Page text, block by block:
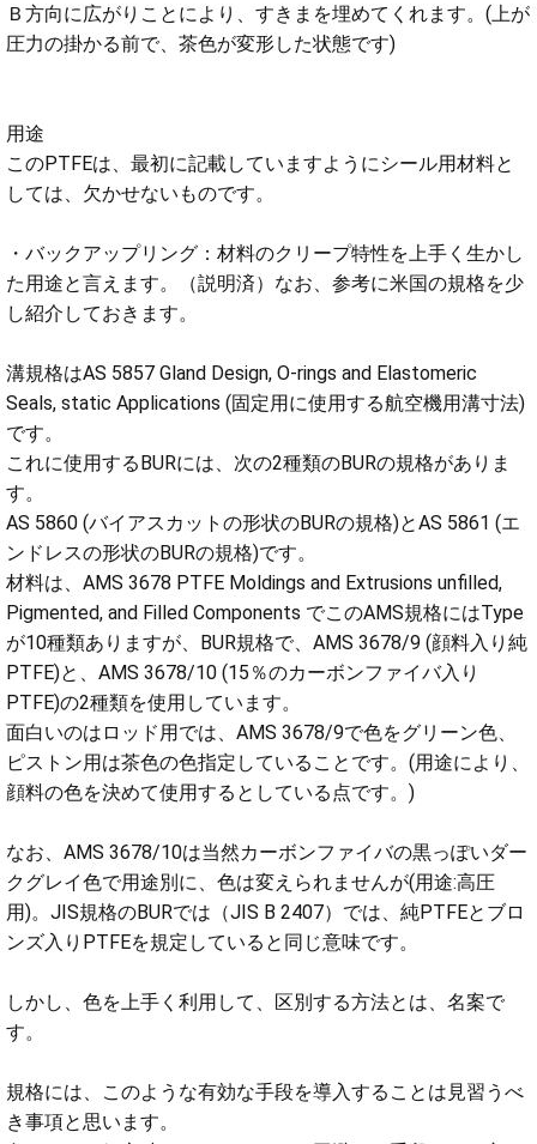
Ｂ方向に広がりことにより、すきまを埋めてくれます。(上が
圧力の掛かる前で、茶色が変形した状態です)
用途
このPTFEは、最初に記載していますようにシール用材料と
しては、欠かせないものです。
・バックアップリング：材料のクリープ特性を上手く生かし
た用途と言えます。（説明済）なお、参考に米国の規格を少
し紹介しておきます。
溝規格はAS 5857 Gland Design, O-rings and Elastomeric
Seals, static Applications (固定用に使用する航空機用溝寸法)
です。
これに使用するBURには、次の2種類のBURの規格がありま
す。
AS 5860 (バイアスカットの形状のBURの規格)とAS 5861 (エ
ンドレスの形状のBURの規格)です。
材料は、AMS 3678 PTFE Moldings and Extrusions unfilled,
Pigmented, and Filled Components でこのAMS規格にはType
が10種類ありますが、BUR規格で、AMS 3678/9 (顔料入り純
PTFE)と、AMS 3678/10 (15％のカーボンファイバ入り
PTFE)の2種類を使用しています。
面白いのはロッド用では、AMS 3678/9で色をグリーン色、
ピストン用は茶色の色指定していることです。(用途により、
顔料の色を決めて使用するとしている点です。)
なお、AMS 3678/10は当然カーボンファイバの黒っぽいダー
クグレイ色で用途別に、色は変えられませんが(用途:高圧
用)。JIS規格のBURでは（JIS B 2407）では、純PTFEとブロ
ンズ入りPTFEを規定していると同じ意味です。
しかし、色を上手く利用して、区別する方法とは、名案で
す。
規格には、このような有効な手段を導入することは見習うべ
き事項と思います。